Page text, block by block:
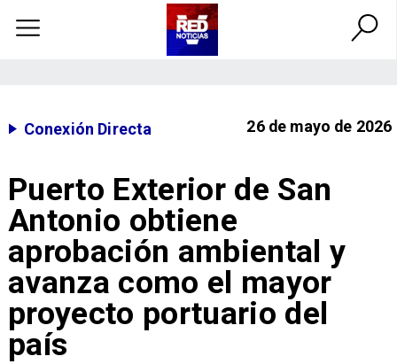
Conexión Directa 26 de mayo de 2026
Puerto Exterior de San
Antonio obtiene
aprobación ambiental y
avanza como el mayor
proyecto portuario del
país